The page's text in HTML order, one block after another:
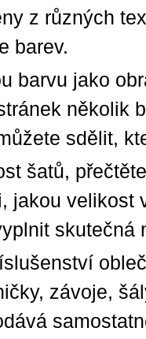
z různých
barev.
barvu jako
několik
sdělit,
šatů,
jakou velikost
závoje,